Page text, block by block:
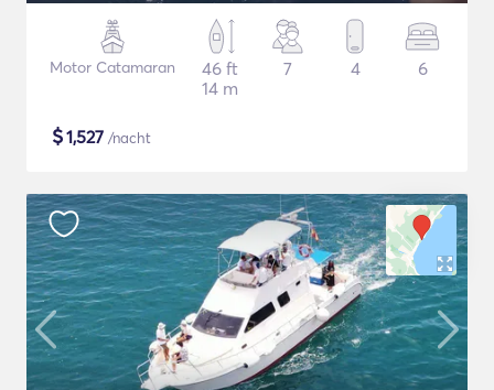
Motor Catamaran
46 ft
14 m
7 4 6
$1,527 /nacht